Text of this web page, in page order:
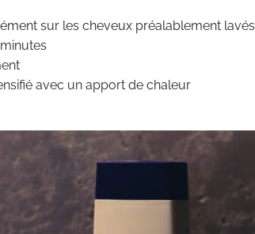
sur les cheveux préalablement lavés
avec un apport de chaleur